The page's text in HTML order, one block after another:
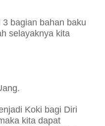
bagian bahan baku
selayaknya kita
Koki bagi Diri
kita dapat